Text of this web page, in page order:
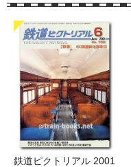
鉄道ピクトリアル 2001